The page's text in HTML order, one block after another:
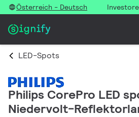
Österreich - Deutsch
LED-Spots
Philips CorePro LED
Niedervolt-